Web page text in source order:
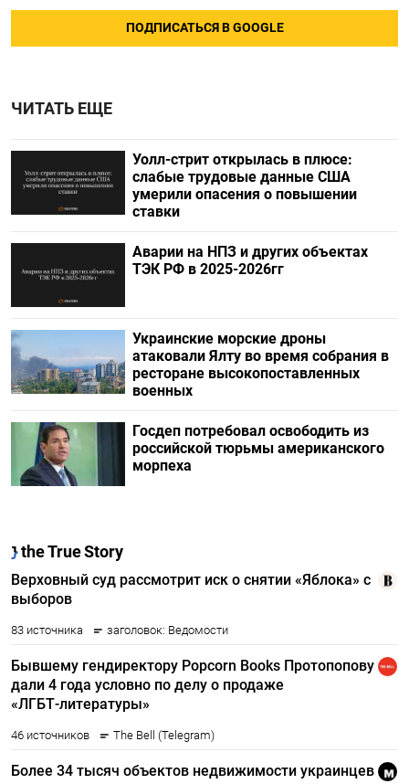
ПОДПИСАТЬСЯ В GOOGLE
ЧИТАТЬ ЕЩЕ
Уолл-стрит открылась в плюсе:
слабые трудовые данные США
умерили опасения о повышении
ставки
Аварии на НПЗ и других объектах
ТЭК РФ в 2025-2026гг
Украинские морские дроны
атаковали Ялту во время собрания в
ресторане высокопоставленных
военных
Госдеп потребовал освободить из
российской тюрьмы американского
морпеха